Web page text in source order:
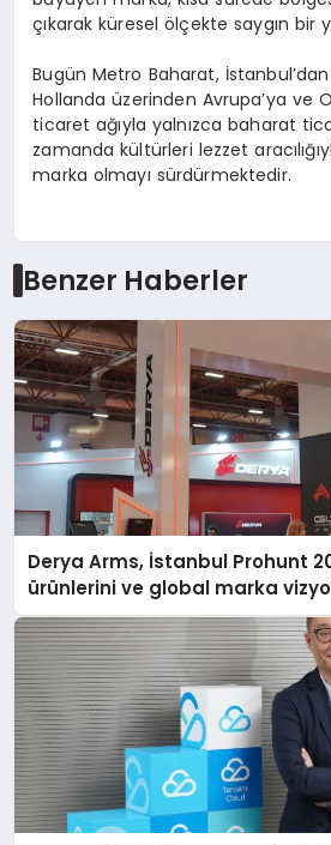
çıkarak küresel ölçekte saygın bir
Bugün Metro Baharat,
Hollanda üzerinden Avrupa’ya ve
ticaret ağıyla yalnızca baharat
zamanda kültürleri lezzet
marka olmayı sürdürmektedir.
Benzer Haberler
Derya Arms, İstanbul Prohunt
ürünlerini ve global marka